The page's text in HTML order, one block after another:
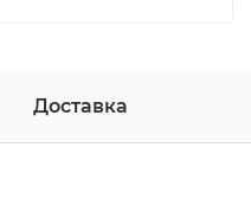
Доставка